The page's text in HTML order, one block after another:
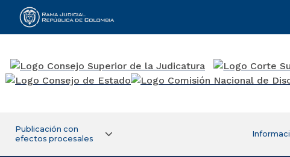
Rama Judicial
Publicación con
efectos procesales